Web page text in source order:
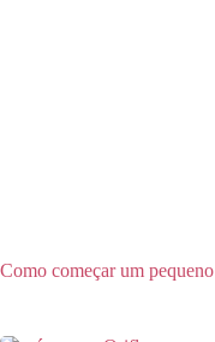
Como começar um